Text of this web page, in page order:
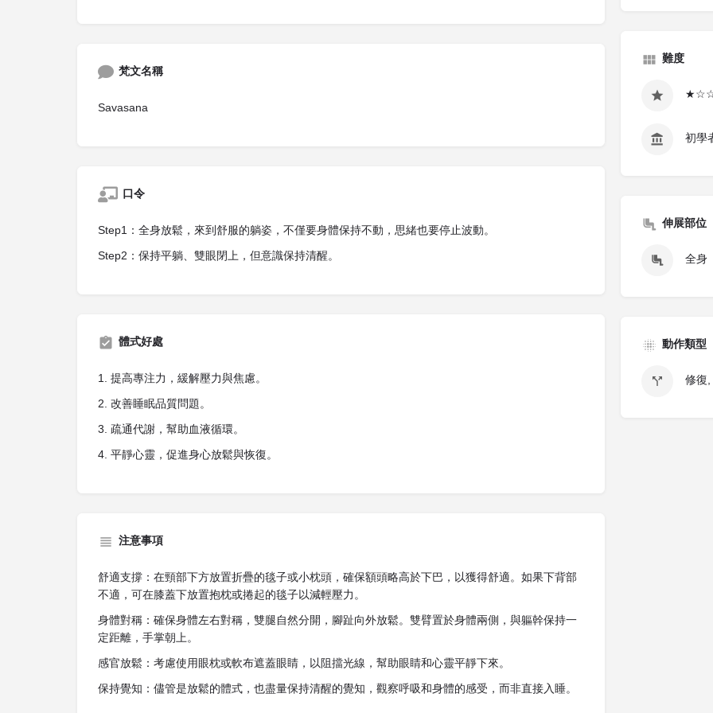
梵文名稱
Savasana
口令
Step1：全身放鬆，來到舒服的躺姿，不僅要身體保持不動，思緒也要停止波動。
Step2：保持平躺、雙眼閉上，但意識保持清醒。
體式好處
1. 提高專注力，緩解壓力與焦慮。
2. 改善睡眠品質問題。
3. 疏通代謝，幫助血液循環。
4. 平靜心靈，促進身心放鬆與恢復。
注意事項
舒適支撐：在頸部下方放置折疊的毯子或小枕頭，確保額頭略高於下巴，以獲得舒適。如果下背部
不適，可在膝蓋下放置抱枕或捲起的毯子以減輕壓力。
身體對稱：確保身體左右對稱，雙腿自然分開，腳趾向外放鬆。雙臂置於身體兩側，與軀幹保持一
定距離，手掌朝上。
感官放鬆：考慮使用眼枕或軟布遮蓋眼睛，以阻擋光線，幫助眼睛和心靈平靜下來。
保持覺知：儘管是放鬆的體式，也盡量保持清醒的覺知，觀察呼吸和身體的感受，而非直接入睡。
難度
初學
伸展部位
全身
動作類型
修復,